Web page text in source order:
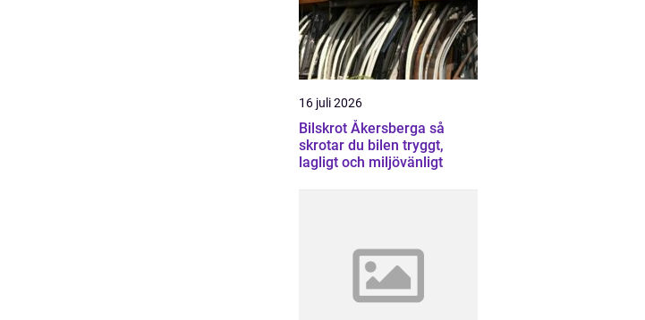
16 juli 2026
Bilskrot Åkersberga så
skrotar du bilen tryggt,
lagligt och miljövänligt